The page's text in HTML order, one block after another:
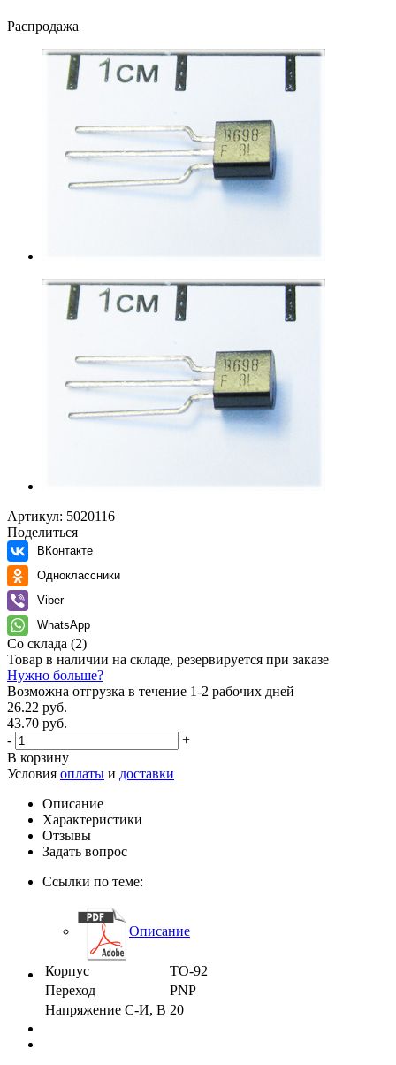
Распродажа
Артикул: 5020116
Поделиться
ВКонтакте
Одноклассники
Viber
WhatsApp
Со склада (2)
Товар в наличии на складе, резервируется при заказе
Нужно больше?
Возможна отгрузка в течение 1-2 рабочих дней
26.22 руб.
43.70 руб.
-
+
В корзину
Условия оплаты и доставки
Описание
Характеристики
Отзывы
Задать вопрос
Ссылки по теме:
Описание
Корпус
TO-92
Переход
PNP
Напряжение С-И, В 20